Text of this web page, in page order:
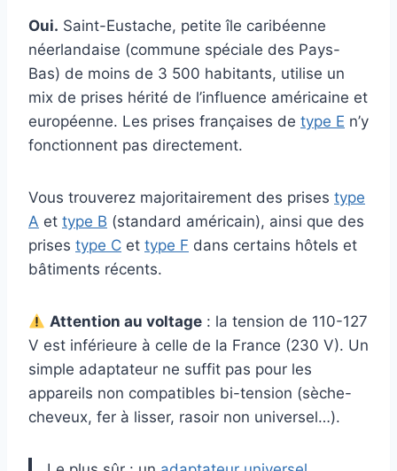
Oui. Saint-Eustache, petite île caribéenne
néerlandaise (commune spéciale des Pays-
Bas) de moins de 3 500 habitants, utilise un
mix de prises hérité de l’influence américaine et
européenne. Les prises françaises de type E n’y
fonctionnent pas directement.
Vous trouverez majoritairement des prises type
A et type B (standard américain), ainsi que des
prises type C et type F dans certains hôtels et
bâtiments récents.
Attention au voltage : la tension de 110-127
V est inférieure à celle de la France (230 V). Un
simple adaptateur ne suffit pas pour les
appareils non compatibles bi-tension (sèche-
cheveux, fer à lisser, rasoir non universel…).